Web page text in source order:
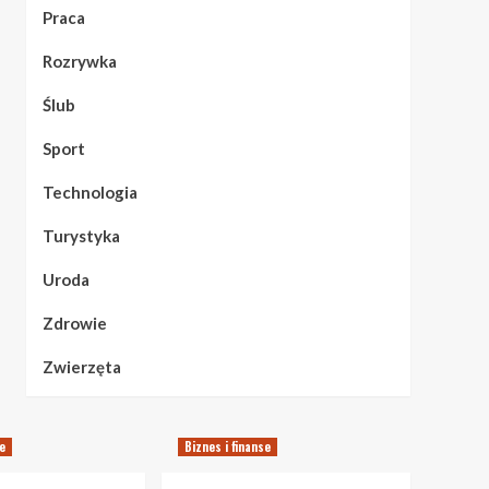
Praca
Rozrywka
Ślub
Sport
Technologia
Turystyka
Uroda
Zdrowie
Zwierzęta
Biznes i finanse